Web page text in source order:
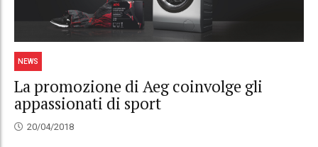
NEWS
La promozione di Aeg coinvolge gli
appassionati di sport
20/04/2018